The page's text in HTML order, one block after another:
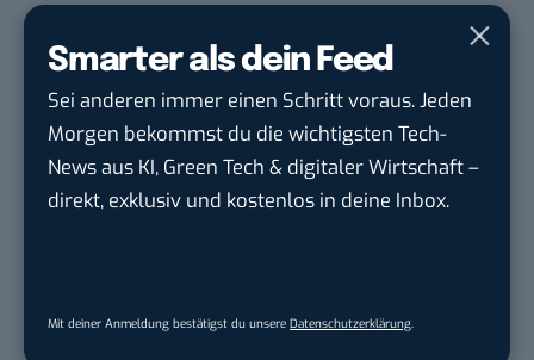
Smarter als dein Feed
Sei anderen immer einen Schritt voraus. Jeden
Morgen bekommst du die wichtigsten Tech-
News aus KI, Green Tech & digitaler Wirtschaft –
direkt, exklusiv und kostenlos in deine Inbox.
Mit deiner Anmeldung bestätigst du unsere Datenschutzerklärung
moveUP Media GmbH inDüsseldorf
Anforderungs- und Projektmanager
touristische...
trendtours Holding GmbH inEschborn
Stuttgart